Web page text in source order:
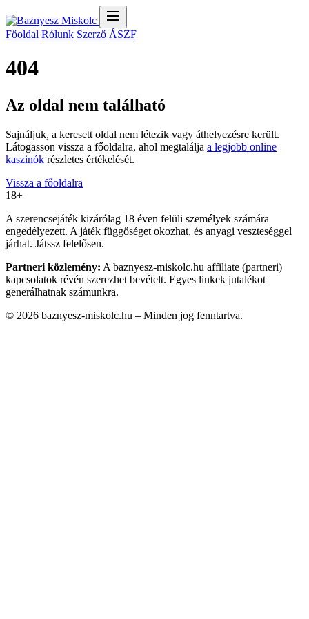
Főoldal Rólunk Szerző ÁSZF
404
Az oldal nem található
Sajnáljuk, a keresett oldal nem létezik vagy áthelyezésre került.
Látogasson vissza a főoldalra, ahol megtalálja a legjobb online
kaszinók részletes értékelését.
Vissza a főoldalra
18+
A szerencsejáték kizárólag 18 éven felüli személyek számára
engedélyezett. A játék függőséget okozhat, és anyagi veszteséggel
járhat. Játssz felelősen.
Partneri közlemény: A baznyesz-miskolc.hu affiliate (partneri)
kapcsolatok révén szerezhet bevételt. Egyes linkek jutalékot
generálhatnak számunkra.
© 2026 baznyesz-miskolc.hu – Minden jog fenntartva.